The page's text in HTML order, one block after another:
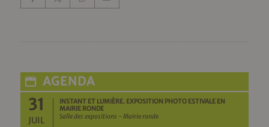
AGENDA
31
JUIL
INSTANT ET LUMIÈRE. EXPOSITION PHOTO ESTIVALE EN
MAIRIE RONDE
Salle des expositions - Mairie ronde